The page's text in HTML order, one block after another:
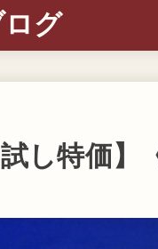
グ
し特価】